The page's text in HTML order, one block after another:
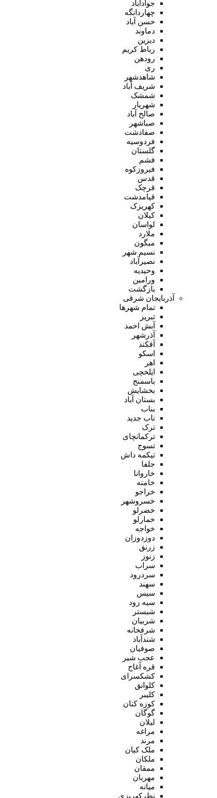
جوادآباد
چهاردانگه
حسن آباد
دماوند
دیزین
رباط کریم
رودهن
ری
شاهدشهر
شریف آباد
شمشک
شهریار
صالح آباد
صباشهر
صفادشت
فردوسیه
گلستان
فشم
فیروزکوه
قدس
قرچک
قیامدشت
کهریزک
کیلان
لواسان
ملارد
میگون
نسیم شهر
نصیرآباد
وحیدیه
ورامین
بازگشت
آذربایجان شرقی
تمام شهر‌ها
تبریز
آبش احمد
آذرشهر
آقکند
اسکو
اهر
ایلخچی
باسمنج
بخشایش
بستان آباد
بناب
ناب جدید
ترک
ترکمانچای
تسوج
تیکمه داش
جلفا
خاروانا
خامنه
خراجو
خسروشهر
خضرلو
خمارلو
خواجه
دوزدوزان
زرنق
زنوز
سراب
سردرود
سهند
سیس
سیه رود
شبستر
شربیان
شرفخانه
شندآباد
صوفیان
عجب شیر
قره آغاج
کشکسرای
کلوانق
کلیبر
کوزه کنان
گوگان
لیلان
مراغه
مرند
ملک کیان
ملکان
ممقان
مهربان
میانه
نظرکهریزی